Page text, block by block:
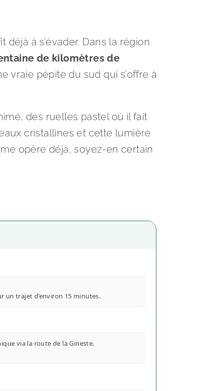
à s’évader. Dans la région
de kilomètres de
vraie pépite du sud qui s’offre à
des ruelles pastel où il fait
cristallines et cette lumière
opère déjà, soyez-en certain
un trajet d’environ 15 minutes.
via la route de la Gineste.